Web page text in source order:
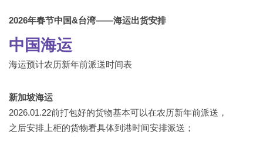
2026年春节中国&台湾——海运出货安排
中国海运
海运预计农历新年前派送时间表
新加坡海运
2026.01.22前打包好的货物基本可以在农历新年前派送，
之后安排上柜的货物看具体到港时间安排派送；